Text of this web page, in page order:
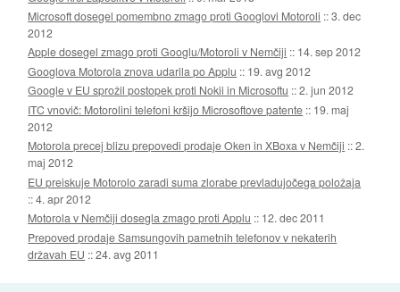
Microsoft dosegel pomembno zmago proti Googlovi Motoroli ::3. dec
2012
Apple dosegel zmago proti Googlu/Motoroli v Nemčiji :: 14. sep 2012
Googlova Motorola znova udarila po Applu :: 19. avg 2012
Google v EU sprožil postopek proti Nokii in Microsoftu ::2. jun 2012
ITC vnovič: Motorolini telefoni kršijo Microsoftove patente :: 19. maj
2012
Motorola precej blizu prepovedi prodaje Oken in XBoxa v Nemčiji ::2.
maj 2012
EU preiskuje Motorolo zaradi suma zlorabe prevladujočega položaja
::4. apr 2012
Motorola v Nemčiji dosegla zmago proti Applu :: 12. dec 2011
Prepoved prodaje Samsungovih pametnih telefonov v nekaterih
državah EU ::24. avg 2011